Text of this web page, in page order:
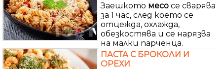
Заешкото месо се сварява
за 1 час, след което се
отцежда, охлажда,
обезкостява и се нарязва
на малки парченца.
ПАСТА С БРОКОЛИ И
ОРЕХИ